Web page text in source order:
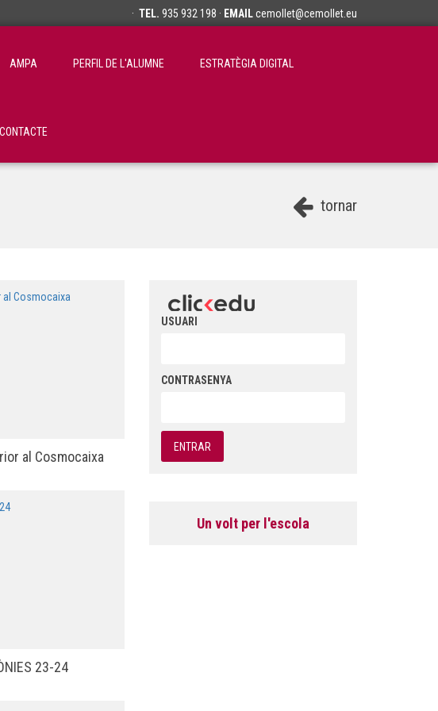
· TEL. 935 932 198 · EMAILcemollet@cemollet.eu
AMPA PERFIL DE L'ALUMNE ESTRATÈGIA DIGITAL
CONTACTE
tornar
al Cosmocaixa
23-24
USUARI
CONTRASENYA
Un volt per l'escola